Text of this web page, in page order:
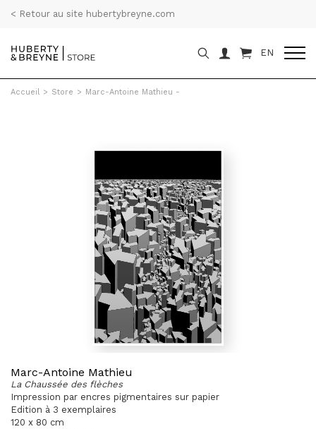
< Retour au site hubertybreyne.com
EN
Accueil > Store > Marc-Antoine Mathieu -
Marc-Antoine Mathieu
La Chaussée des flèches
Impression par encres pigmentaires sur papier
Edition à 3 exemplaires
120 x 80 cm